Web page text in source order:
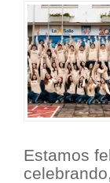
Estamos